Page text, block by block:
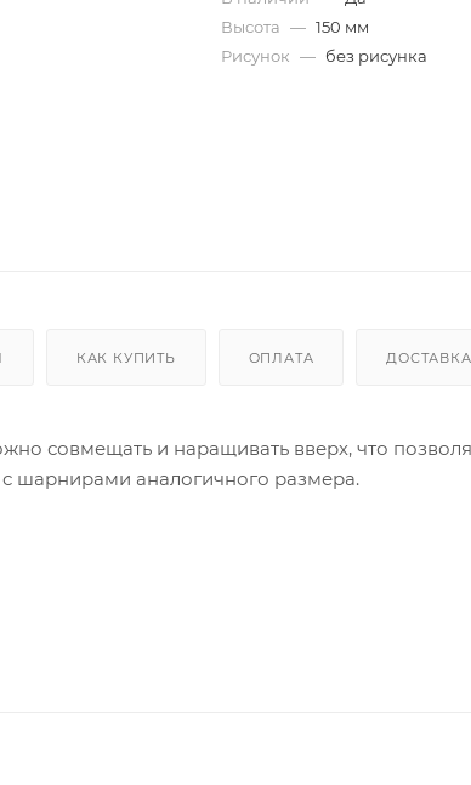
Высота — 150 мм
Рисунок — без рисунка
КАК КУПИТЬ ОПЛАТА ДОСТАВКА
совмещать и наращивать вверх, что
шарнирами аналогичного размера.